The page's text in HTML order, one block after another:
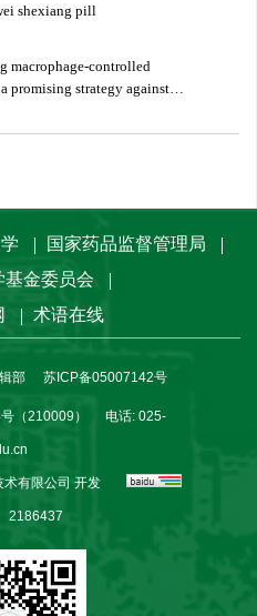
shexiang pill
macrophage-controlled
promising strategy against
by deoxynivalenol
国家药品监督管理局
基金委员会
术语在线
部 苏ICP备05007142号
（210009） 电话: 025-
有限公司 开发
2186437